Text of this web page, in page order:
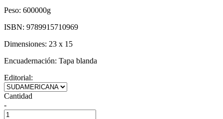
Peso: 600000g
ISBN: 9789915710969
Dimensiones: 23 x 15
Encuadernación: Tapa blanda
Editorial:
Cantidad
-